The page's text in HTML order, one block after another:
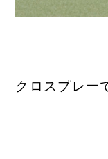
クロスプレー